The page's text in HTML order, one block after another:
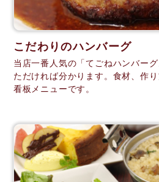
こだわりのハンバーグ
当店一番人気の「てごねハンバー
ただければ分かります。食材、作
看板メニューです。